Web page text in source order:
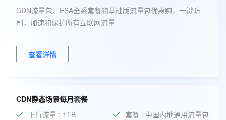
CDN流量包、ESA全系套餐和基础版流量包优惠购，一键防
刷，加速和保护所有互联网流量
查看详情
CDN静态场景每月套餐
下行流量 : 1TB
套餐 : 中国内地通用流量包